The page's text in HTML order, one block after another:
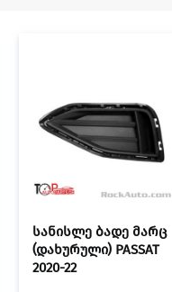
სანისლე ბადე მარც
(დახურული) PASSAT
2020-22